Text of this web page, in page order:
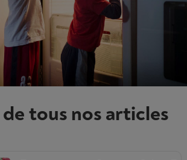
tous nos articles